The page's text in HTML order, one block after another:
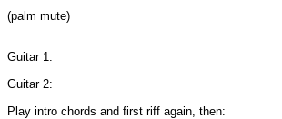
(palm mute)
Guitar 1:
Guitar 2:
Play intro chords and first riff again, then: